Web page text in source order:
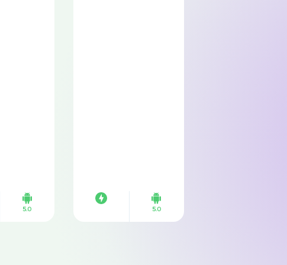
5.0
5.0